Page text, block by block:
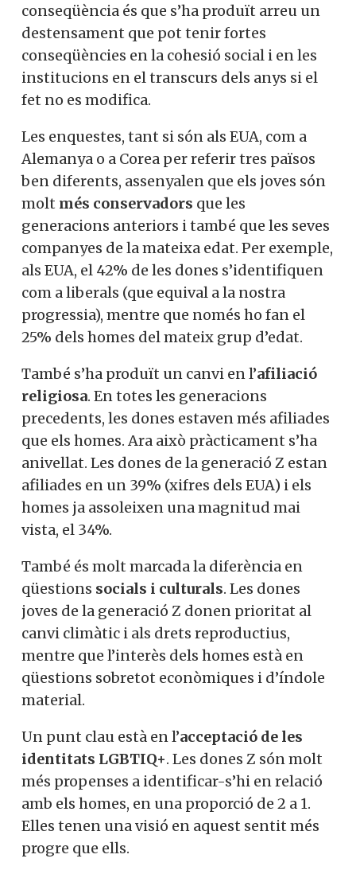
conseqüència és que s’ha produït arreu un
destensament que pot tenir fortes
conseqüències en la cohesió social i en les
institucions en el transcurs dels anys si el
fet no es modifica.
Les enquestes, tant si són als EUA, com a
Alemanya o a Corea per referir tres països
ben diferents, assenyalen que els joves són
molt més conservadors que les
generacions anteriors i també que les seves
companyes de la mateixa edat. Per exemple,
als EUA, el 42% de les dones s’identifiquen
com a liberals (que equival a la nostra
progressia), mentre que només ho fan el
25% dels homes del mateix grup d’edat.
També s’ha produït un canvi en l’afiliació
religiosa. En totes les generacions
precedents, les dones estaven més afiliades
que els homes. Ara això pràcticament s’ha
anivellat. Les dones de la generació Z estan
afiliades en un 39% (xifres dels EUA) i els
homes ja assoleixen una magnitud mai
vista, el 34%.
També és molt marcada la diferència en
qüestions socials i culturals. Les dones
joves de la generació Z donen prioritat al
canvi climàtic i als drets reproductius,
mentre que l’interès dels homes està en
qüestions sobretot econòmiques i d’índole
material.
Un punt clau està en l’acceptació de les
identitats LGBTIQ+. Les dones Z són molt
més propenses a identificar-s’hi en relació
amb els homes, en una proporció de 2 a 1.
Elles tenen una visió en aquest sentit més
progre que ells.